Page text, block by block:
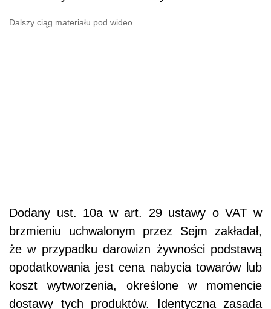
Dalszy ciąg materiału pod wideo
Dodany ust. 10a w art. 29 ustawy o VAT w
brzmieniu uchwalonym przez Sejm zakładał,
że w przypadku darowizn żywności podstawą
opodatkowania jest cena nabycia towarów lub
koszt wytworzenia, określone w momencie
dostawy tych produktów. Identyczna zasada